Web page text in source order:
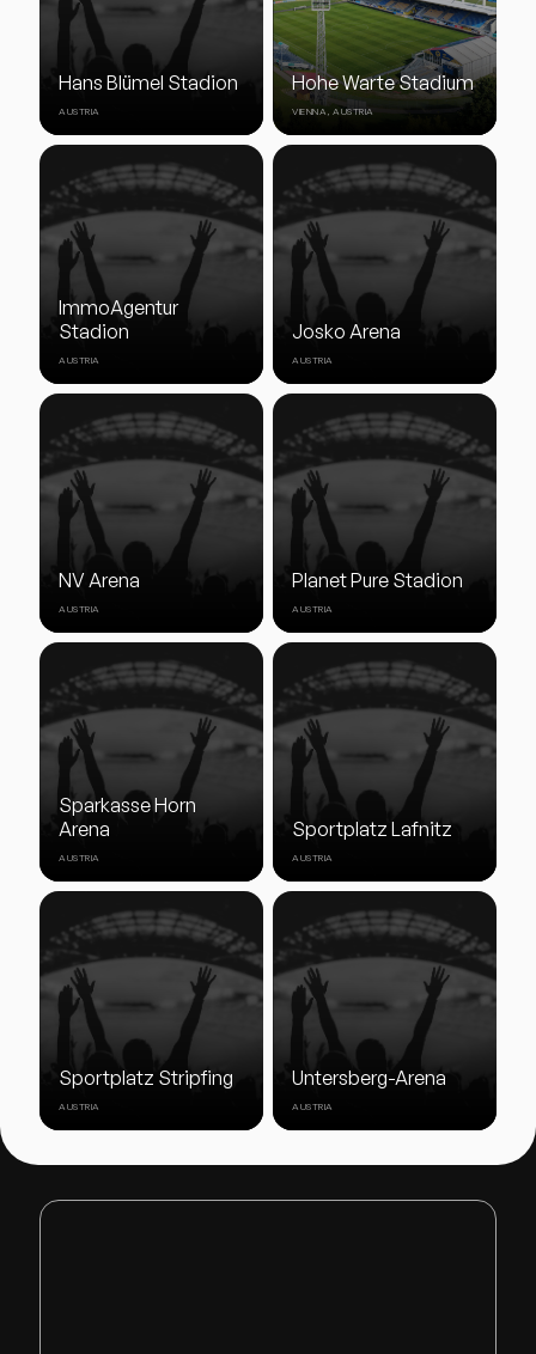
Hans Blümel Stadion
AUSTRIA
Hohe Warte Stadium
VIENNA, AUSTRIA
ImmoAgentur
Stadion
AUSTRIA
Josko Arena
AUSTRIA
NV Arena
AUSTRIA
Planet Pure Stadion
AUSTRIA
Sparkasse Horn
Arena
AUSTRIA
Sportplatz Lafnitz
AUSTRIA
Sportplatz Stripfing
AUSTRIA
Untersberg-Arena
AUSTRIA